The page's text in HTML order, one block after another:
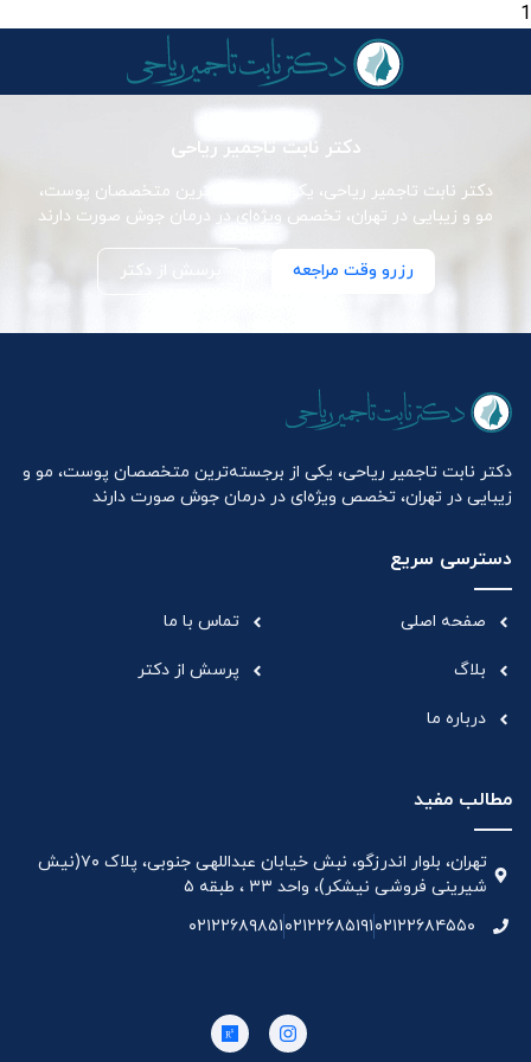
1
دکتر نابت تاجمیر ریاحی
دکتر نابت تاجمیر ریاحی، یکی از برجسته‌ترین متخصصان پوست،
مو و زیبایی در تهران، تخصص ویژه‌ای در درمان جوش صورت دارند
رزرو وقت مراجعه پرسش از دکتر
دکتر نابت تاجمیر ریاحی، یکی از برجسته‌ترین متخصصان پوست، مو و
زیبایی در تهران، تخصص ویژه‌ای در درمان جوش صورت دارند
دسترسی سریع
صفحه اصلی
بلاگ
درباره ما
تماس با ما
پرسش از دکتر
مطالب مفید
تهران، بلوار اندرزگو، نبش خیابان عبداللهی جنوبی، پلاک ۷۰(نیش
شیرینی فروشی نیشکر)، واحد ۳۳ ، طبقه ۵
۰۲۱۲۲۶۸۴۵۵۰۰۲۱۲۲۶۸۵۱۹۱۰۲۱۲۲۶۸۹۸۵۱